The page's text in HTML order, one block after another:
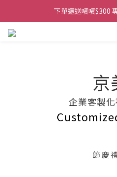
👉首次加入官方
下單還送嘖嘖$300
京
企業客製
節慶